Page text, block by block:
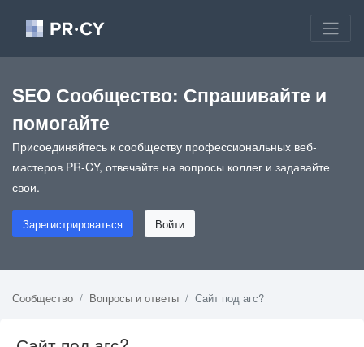
SEO Сообщество: Спрашивайте и
помогайте
Присоединяйтесь к сообществу профессиональных веб-
мастеров PR-CY, отвечайте на вопросы коллег и задавайте
свои.
Зарегистрироваться Войти
Сообщество Вопросы и ответы Сайт под агс?